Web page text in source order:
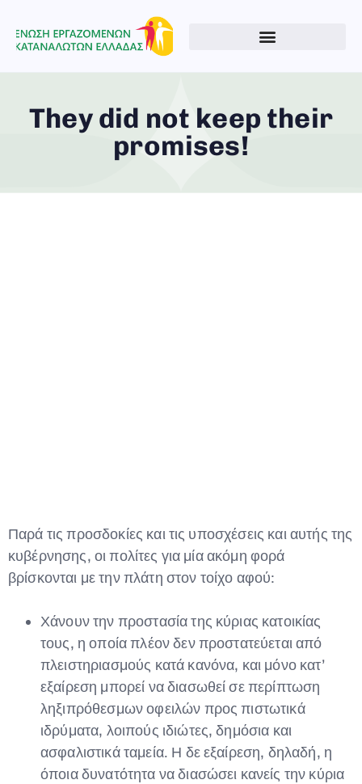
They did not keep their
promises!
Παρά τις προσδοκίες και τις υποσχέσεις και αυτής της
κυβέρνησης, οι πολίτες για μία ακόμη φορά
βρίσκονται με την πλάτη στον τοίχο αφού:
Χάνουν την προστασία της κύριας κατοικίας
τους, η οποία πλέον δεν προστατεύεται από
πλειστηριασμούς κατά κανόνα, και μόνο κατ’
εξαίρεση μπορεί να διασωθεί σε περίπτωση
ληξιπρόθεσμων οφειλών προς πιστωτικά
ιδρύματα, λοιπούς ιδιώτες, δημόσια και
ασφαλιστικά ταμεία. Η δε εξαίρεση, δηλαδή, η
όποια δυνατότητα να διασώσει κανείς την κύρια
Type and hit enter